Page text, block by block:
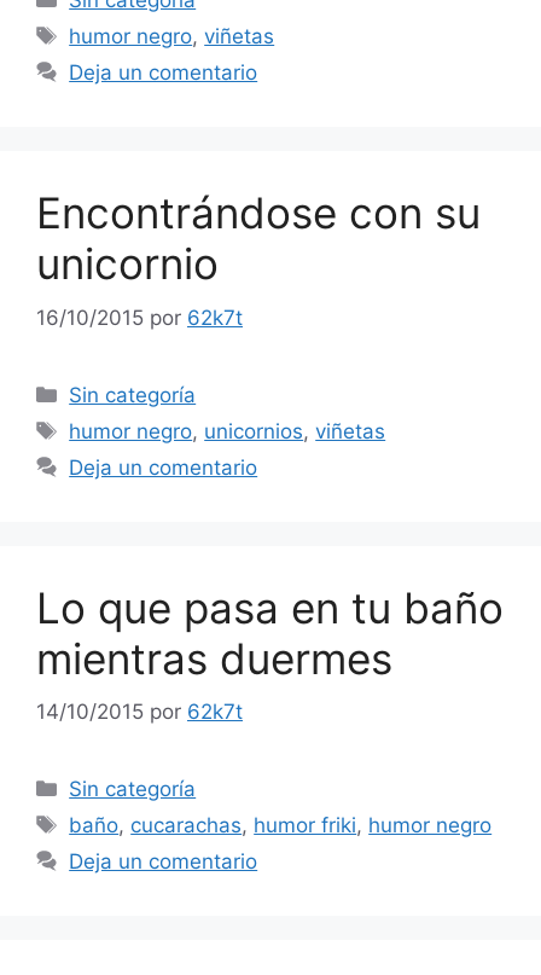
Etiquetas
humor negro,viñetas
Deja un comentario
Encontrándose con su
unicornio
16/10/2015 por 62k7t
Categorías
Sin categoría
Etiquetas
humor negro, unicornios,viñetas
Deja un comentario
Lo que pasa en tu baño
mientras duermes
14/10/2015 por 62k7t
Categorías
Sin categoría
Etiquetas
baño, cucarachas, humor friki, humor negro
Deja un comentario